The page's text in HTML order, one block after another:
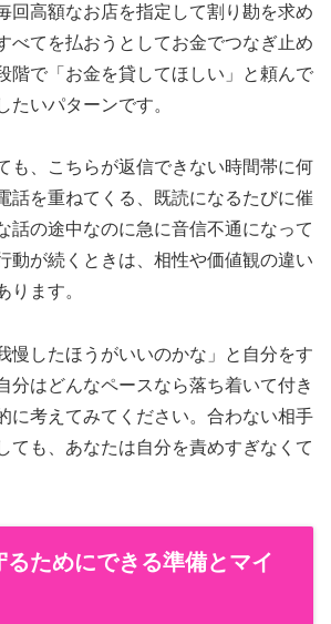
回高額なお店を指定して割り勘を求め
べてを払おうとしてお金でつなぎ止め
階で「お金を貸してほしい」と頼んで
たいパターンです。
も、こちらが返信できない時間帯に何
話を重ねてくる、既読になるたびに催
話の途中なのに急に音信不通になって
動が続くときは、相性や価値観の違い
ります。
慢したほうがいいのかな」と自分をす
分はどんなペースなら落ち着いて付き
に考えてみてください。合わない相手
ても、あなたは自分を責めすぎなくて
ためにできる準備とマイ